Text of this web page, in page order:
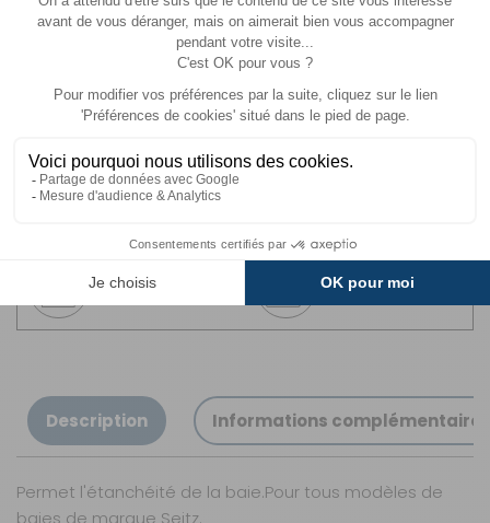
Livraison Standardpar Livraison en MAGASIN :
Avantages
Paiement
Plusieurs fois
Description Informations complémentaires
Permet l'étanchéité de la baie.Pour tous modèles de
baies de marque Seitz.